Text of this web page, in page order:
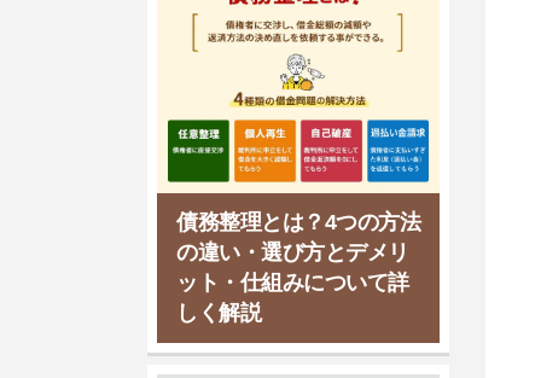
債務整理とは？4つの方法
の違い・選び方とデメリ
ット・仕組みについて詳
しく解説